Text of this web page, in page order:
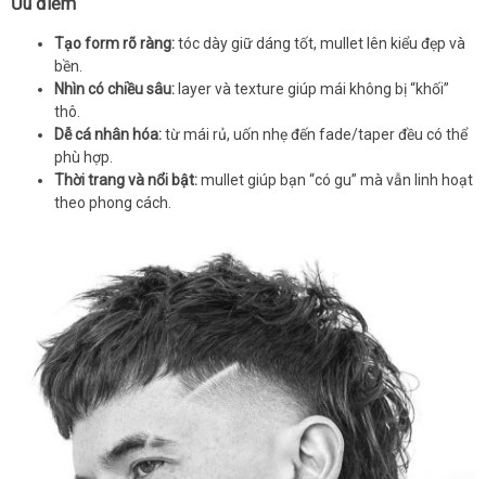
Tạo form rõ ràng:tóc dày giữ dáng tốt, mullet lên kiểu đẹp và
bền.
Nhìn có chiều sâu: layer và texture giúp mái không bị “khối”
thô.
Dễ cá nhân hóa:từ mái rủ, uốn nhẹ đến fade/taper đều có thể
phù hợp.
Thời trang và nổi bật:mullet giúp bạn “có gu” mà vẫn linh hoạt
theo phong cách.